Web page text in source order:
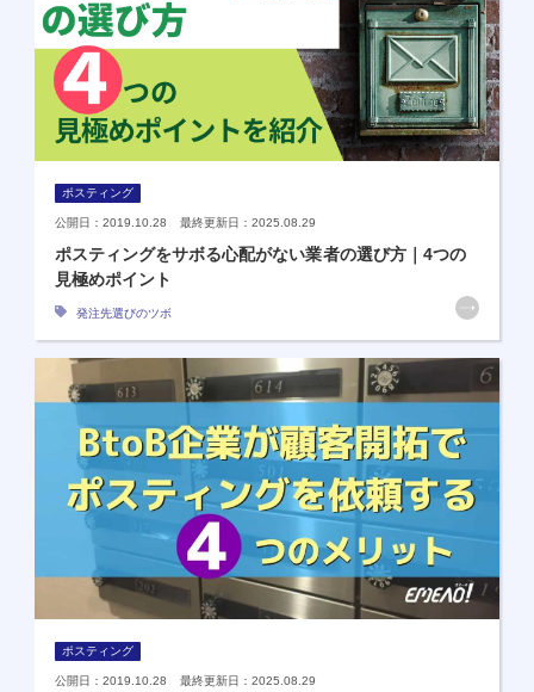
ポスティング
公開日：2019.10.28 最終更新日：2025.08.29
ポスティングをサボる心配がない業者の選び方｜4つの
見極めポイント
発注先選びのツボ
ポスティング
公開日：2019.10.28 最終更新日：2025.08.29